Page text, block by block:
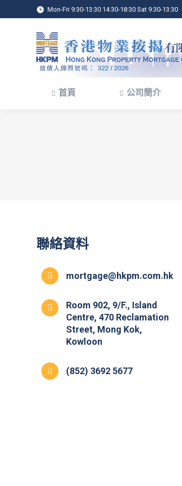
Mon-Fri 9:30-13:30 14:30-18:30 Sat 9:30-13:30
首頁 公司簡介
聯絡資料
mortgage@hkpm.com.hk
Room 902, 9/F., Island
Centre, 470 Reclamation
Street, Mong Kok,
Kowloon
(852) 3692 5677
首頁 公司簡介